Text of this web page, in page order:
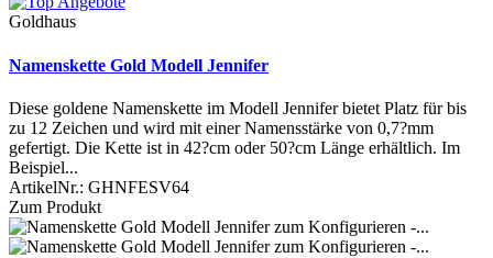
Goldhaus
Namenskette Gold Modell Jennifer
Diese goldene Namenskette im Modell Jennifer bietet Platz für bis
zu 12 Zeichen und wird mit einer Namensstärke von 0,7?mm
gefertigt. Die Kette ist in 42?cm oder 50?cm Länge erhältlich. Im
Beispiel...
ArtikelNr.: GHNFESV64
Zum Produkt